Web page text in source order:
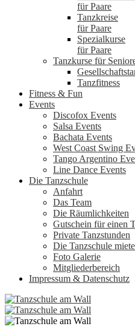
für Paare
Tanzkreise
für Paare
Spezialkurse
für Paare
Tanzkurse für
Tanzfitness
Fitness & Fun
Events
Discofox Events
Salsa Events
Bachata Events
West Coast Swing
Tango Argentino
Line Dance Events
Die Tanzschule
Anfahrt
Das Team
Die Räumlichkeiten
Gutschein für einen
Private Tanzstunden
Die Tanzschule
Foto Galerie
Mitgliederbereich
Impressum & Datenschutz